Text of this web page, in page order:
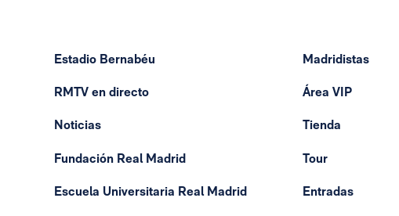
Estadio Bernabéu
RMTV en directo
Noticias
Fundación Real Madrid
Escuela Universitaria Real Madrid
Madridistas
Área VIP
Tienda
Tour
Entradas